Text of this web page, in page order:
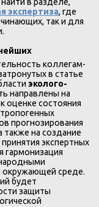
в разделе,
экспертиза, где
так и для
коллегам-
в статье
эколого-
направлены на
оценке состояния
прогнозирования
также на создание
экспертных
гармонизация
окружающей среде.
будет
защиты